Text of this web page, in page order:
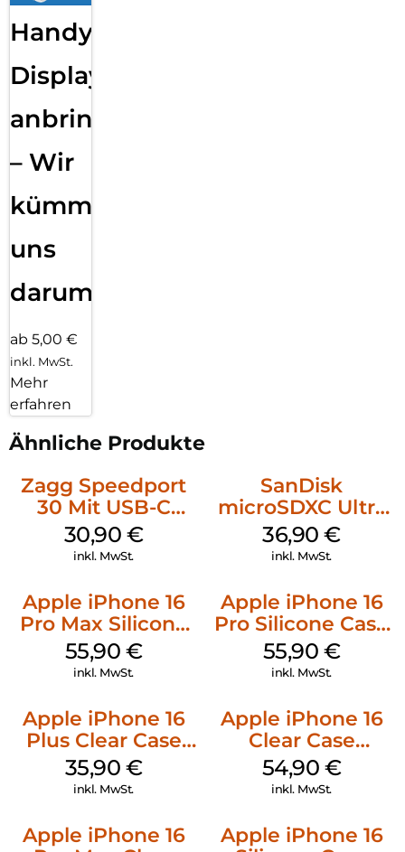
Handy
Displayfolie
anbringen
– Wir
kümmern
uns
darum!
ab 5,00 €
inkl. MwSt.
Mehr
erfahren
Ähnliche Produkte
Zagg Speedport
30 Mit USB-C
Kabel Weiß
30,90 €
inkl. MwSt.
SanDisk
microSDXC Ultra
128 GB + Adapter
Mobile
36,90€
inkl. MwSt.
Apple iPhone 16
Pro Max Silicone
Case MagSafe
Stone Gray
55,90 €
inkl. MwSt.
Apple iPhone 16
Pro Silicone Case
MagSafe Stone
Gray
55,90 €
inkl. MwSt.
Apple iPhone 16
Plus Clear Case
MagSafe
Transparent
35,90 €
inkl. MwSt.
Apple iPhone 16
Clear Case
MagSafe
Transparent
54,90 €
inkl. MwSt.
Apple iPhone 16
Apple iPhone 16